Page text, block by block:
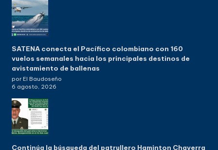
SATENA conecta el Pacífico colombiano con 160
vuelos semanales hacia los principales destinos de
avistamiento de ballenas
por El Baudoseño
6 agosto, 2026
Continúa la búsqueda del patrullero Haminton Chaverra